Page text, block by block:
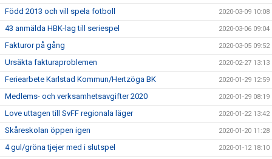
Född 2013 och vill spela fotboll 2020-03-09 10:08
43 anmälda HBK-lag till seriespel 2020-03-06 09:04
Fakturor på gång 2020-03-05 09:52
Ursäkta fakturaproblemen 2020-02-27 13:13
Feriearbete Karlstad Kommun/Hertzöga BK 2020-01-29 12:59
Medlems- och verksamhetsavgifter 2020 2020-01-29 08:19
Love uttagen till SvFF regionala läger 2020-01-22 13:42
Skåreskolan öppen igen 2020-01-20 11:28
4 gul/gröna tjejer med i slutspel 2020-01-12 18:10